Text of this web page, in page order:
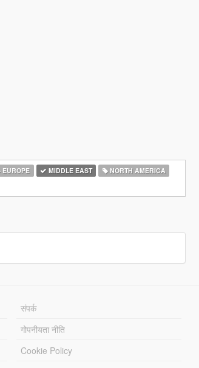
EUROPE MIDDLE EAST
NORTH AMERICA
संपर्क
गोपनीयता नीति
Cookie Policy